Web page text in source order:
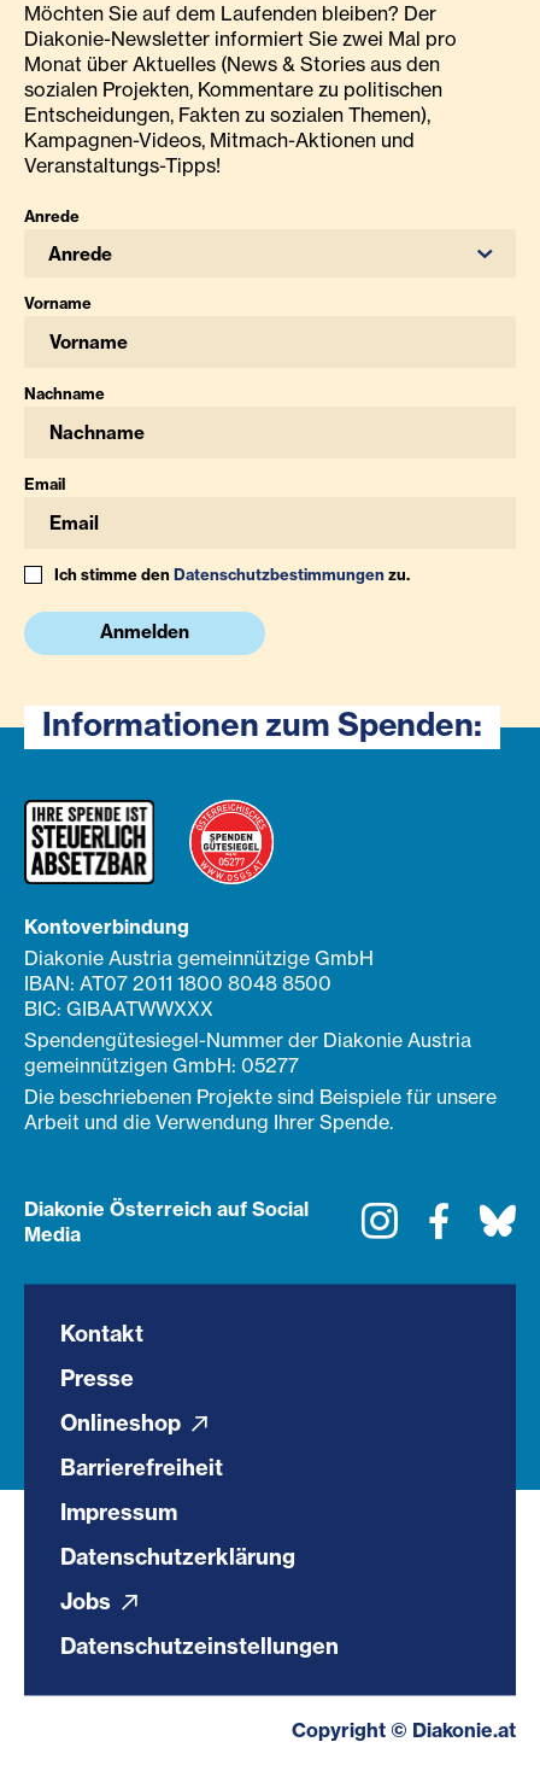
Möchten Sie auf dem Laufenden bleiben? Der
Diakonie-Newsletter informiert Sie zwei Mal pro
Monat über Aktuelles (News & Stories aus den
sozialen Projekten, Kommentare zu politischen
Entscheidungen, Fakten zu sozialen Themen),
Kampagnen-Videos, Mitmach-Aktionen und
Veranstaltungs-Tipps!
Anrede
Anrede
Vorname
Nachname
Email
Ich stimme denDatenschutzbestimmungenzu.
Anmelden
Informationen zum Spenden:
Kontoverbindung
Diakonie Austria gemeinnützige GmbH
IBAN: AT07 2011 1800 8048 8500
BIC: GIBAATWWXXX
Spendengütesiegel-Nummer der Diakonie Austria
gemeinnützigen GmbH: 05277
Die beschriebenen Projekte sind Beispiele für unsere
Arbeit und die Verwendung Ihrer Spende.
Diakonie Österreich auf Social
Media
Instagram
Kontakt
Presse
Onlineshop
Barrierefreiheit
Impressum
Datenschutzerklärung
Jobs
Datenschutzeinstellungen
Copyright © Diakonie.at